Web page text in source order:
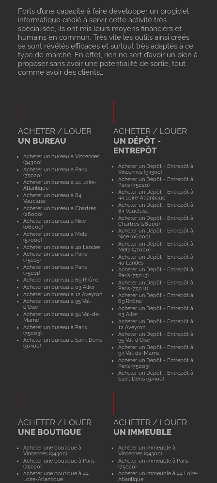
Forts d’une capacité à faire développer un progiciel
informatique dédié à servir cette activité très
spécialisée, ils ont mis leurs moyens financiers et
humains en commun. Très vite les outils ainsi créés
se sont révélés efficaces et surtout très adaptés à ce
type de marché. En effet, rien ne sert d’avoir un bien à
proposer sans avoir une potentialité de sortie, tout
comme avoir des clients…
ACHETER / LOUER
UN BUREAU
Acheter un bureau à Vincennes
(94300)
Acheter un bureau à Paris
(75020)
Acheter un bureau à 44 Loire-
Atlantique
Acheter un bureau à 84
Vaucluse
Acheter un bureau à Chartres
(28000)
Acheter un bureau à Nice
(06000)
Acheter un bureau à Metz
(57000)
Acheter un bureau à 40 Landes
Acheter un bureau à Paris
(75015)
Acheter un bureau à Paris
(75011)
Acheter un bureau à 69 Rhône
Acheter un bureau à 03 Allier
Acheter un bureau à 12 Aveyron
Acheter un bureau à 95 Val-
d'Oise
Acheter un bureau à 94 Val-de-
Marne
Acheter un bureau à Paris
(75003)
Acheter un bureau à Saint Denis
(97400)
ACHETER / LOUER
UN DÉPÔT -
ENTREPÔT
Acheter un Dépôt - Entrepôt à
Vincennes (94300)
Acheter un Dépôt - Entrepôt à
Paris (75020)
Acheter un Dépôt - Entrepôt à
44 Loire-Atlantique
Acheter un Dépôt - Entrepôt à
84 Vaucluse
Acheter un Dépôt - Entrepôt à
Chartres (28000)
Acheter un Dépôt - Entrepôt à
Nice (06000)
Acheter un Dépôt - Entrepôt à
Metz (57000)
Acheter un Dépôt - Entrepôt à
40 Landes
Acheter un Dépôt - Entrepôt à
Paris (75015)
Acheter un Dépôt - Entrepôt à
Paris (75011)
Acheter un Dépôt - Entrepôt à
69 Rhône
Acheter un Dépôt - Entrepôt à
03 Allier
Acheter un Dépôt - Entrepôt à
12 Aveyron
Acheter un Dépôt - Entrepôt à
95 Val-d'Oise
Acheter un Dépôt - Entrepôt à
94 Val-de-Marne
Acheter un Dépôt - Entrepôt à
Paris (75003)
Acheter un Dépôt - Entrepôt à
Saint Denis (97400)
ACHETER / LOUER
UNE BOUTIQUE
Acheter une boutique à
Vincennes (94300)
Acheter une boutique à Paris
(75020)
Acheter une boutique à 44
Loire-Atlantique
ACHETER / LOUER
UN IMMEUBLE
Acheter un immeuble à
Vincennes (94300)
Acheter un immeuble à Paris
(75020)
Acheter un immeuble à 44 Loire-
Atlantique